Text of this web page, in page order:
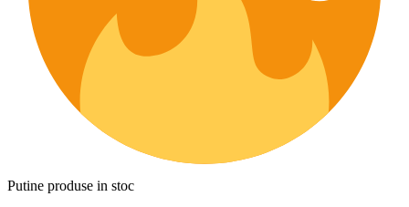
Putine produse in stoc